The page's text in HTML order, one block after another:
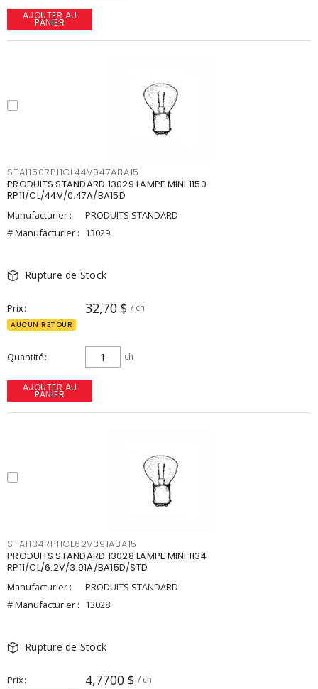
AJOUTER AU
PANIER
STA1150RP11CL44V047ABA15
PRODUITS STANDARD 13029 LAMPE MINI 1150
RP11/CL/44V/0.47A/BA15D
Manufacturier :
PRODUITS STANDARD
# Manufacturier : 13029
Rupture de Stock
Prix 32,70 $ / ch
AUCUN RETOUR
Quantité ch
AJOUTER AU
PANIER
STA1134RP11CL62V391ABA15
PRODUITS STANDARD 13028 LAMPE MINI 1134
RP11/CL/6.2V/3.91A/BA15D/STD
Manufacturier :
PRODUITS STANDARD
# Manufacturier : 13028
Rupture de Stock
Prix 4,7700 $ / ch